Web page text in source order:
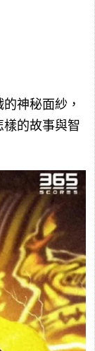
神秘面紗，
的故事與智